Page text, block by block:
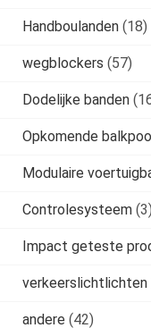
Handboulanden (18)
wegblockers (57)
Dodelijke banden
Opkomende
Modulaire
Controlesysteem (3)
Impact geteste
verkeerslichtlichten
andere (42)